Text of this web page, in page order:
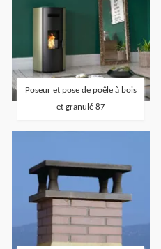
Poseur et pose de poêle à bois
et granulé 87